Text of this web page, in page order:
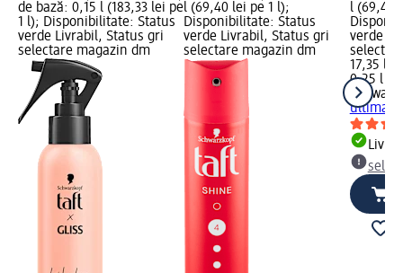
de bază: 0,15 l (183,33 lei pe
1 l); Disponibilitate: Status
verde Livrabil, Status gri
selectare magazin dm
l (69,40 lei pe 1 l);
Disponibilitate: Status
verde Livrabil, Status gri
selectare magazin dm
l (69,40
verde
17,35 lei
0,25 l